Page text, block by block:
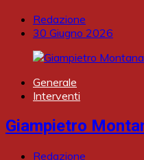
Redazione
30 Giugno 2026
Generale
Interventi
Giampietro
Redazione